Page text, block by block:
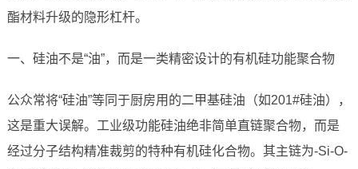
酯材料升级的隐形杠杆。
一、硅油不是“油”，而是一类精密设计的有机硅功能聚合物
公众常将“硅油”等同于厨房用的二甲基硅油（如201#硅油），
这是重大误解。工业级功能硅油绝非简单直链聚合物，而是
经过分子结构精准裁剪的特种有机硅化合物。其主链为-Si-O-